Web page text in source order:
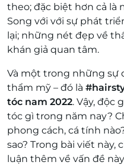
theo; đặc biệt hơn cả là
Song với với sự phát
lại; những nét đẹp về
khán giả quan tâm.
Và một trong những sự
thẩm mỹ – đó là
tóc nam 2022. Vậy, độc
tóc gì trong năm nay?
phong cách, cá tính
sao? Trong bài viết này,
luận thêm về vấn đề